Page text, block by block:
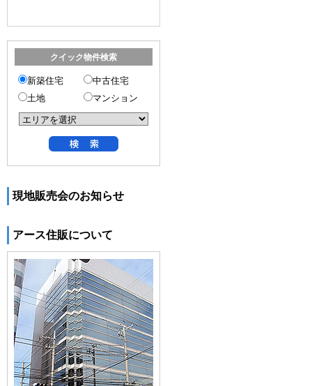
クイック物件検索
新築住宅
中古住宅
土地
マンション
現地販売会のお知らせ
アース住販について